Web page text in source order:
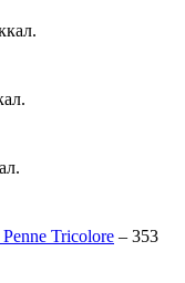
Tricolore – 353